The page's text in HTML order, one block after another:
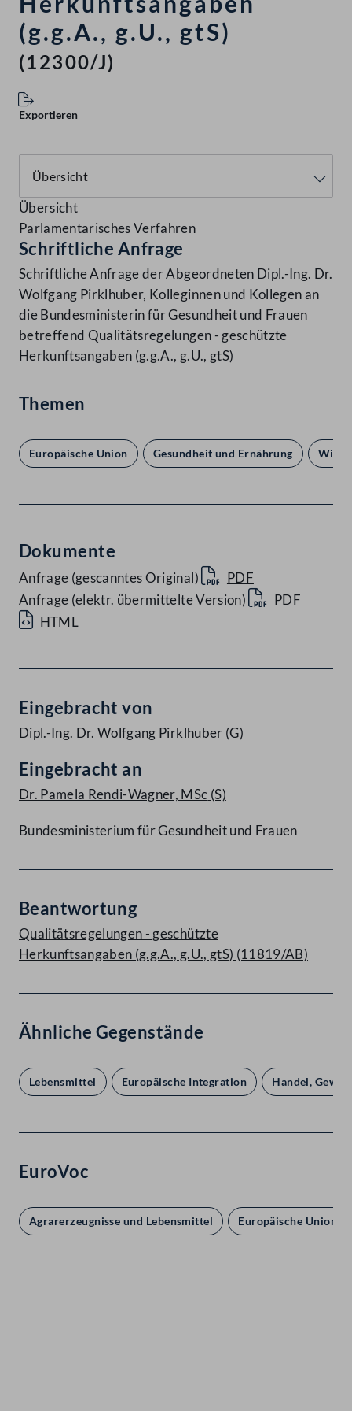
(g.g.A., g.U., gtS)
(12300/J)
Exportieren
Übersicht
Parlamentarisches Verfahren
Schriftliche Anfrage
Schriftliche Anfrage der Abgeordneten Dipl.-Ing. Dr.
Wolfgang Pirklhuber, Kolleginnen und Kollegen an
die Bundesministerin für Gesundheit und Frauen
betreffend Qualitätsregelungen - geschützte
Herkunftsangaben (g.g.A., g.U., gtS)
Themen
Europäische Union Gesundheit und Ernährung
Dokumente
Anfrage (gescanntes Original)
PDF
Anfrage (elektr. übermittelte Version)
PDF
HTML
Eingebracht von
Dipl.-Ing. Dr. Wolfgang Pirklhuber (G)
Eingebracht an
Dr. Pamela Rendi-Wagner, MSc (S)
Bundesministerium für Gesundheit und Frauen
Beantwortung
Qualitätsregelungen - geschützte
Herkunftsangaben (g.g.A., g.U., gtS) (11819/AB)
Ähnliche Gegenstände
Lebensmittel Europäische Integration Handel,
EuroVoc
Agrarerzeugnisse und Lebensmittel Europäische Union